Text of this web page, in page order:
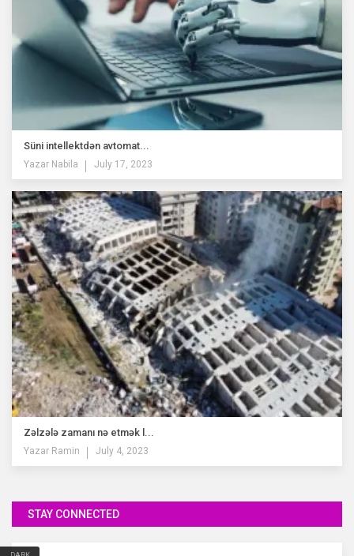
Süni intellektdən avtomat...
Yazar Nabila July 17, 2023
Zəlzələ zamanı nə etmək l...
Yazar Ramin July 4, 2023
STAY CONNECTED